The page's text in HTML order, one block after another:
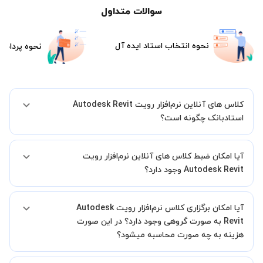
سوالات متداول
نحوه انتخاب استاد ایده آل نحوه
کلاس های آنلاین نرم‌افزار رویت Autodesk Revit
استادبانک چگونه است؟
شما میدهیم که استاد شما پیش از جلسه تمامی موارد لازم برای برگزاری
یک کلاس آنلاین با کیفیت و مفید را به شما توضیح خواهند داد.
آیا امکان ضبط کلاس های آنلاین نرم‌افزار رویت
Autodesk Revit وجود دارد؟
کنید.
آیا امکان برگزاری کلاس نرم‌افزار رویت Autodesk
Revit به صورت گروهی وجود دارد؟ در این صورت
هزینه به چه صورت محاسبه میشود؟